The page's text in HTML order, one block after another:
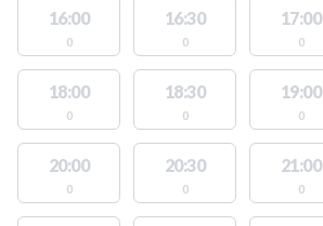
16:00
0
16:30
0
17:00
0
18:00
0
18:30
0
19:00
0
20:00
0
20:30
0
21:00
0